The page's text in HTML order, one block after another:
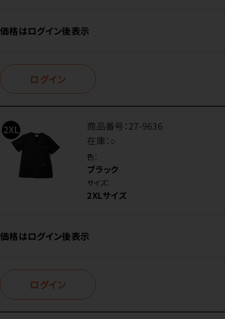
価格はログイン後表示
ログイン
商品番号：27-9636
在庫：○
色：
ブラック
サイズ：
2XLサイズ
価格はログイン後表示
ログイン